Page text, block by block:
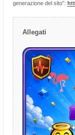
generazione del sito”:
Allegati